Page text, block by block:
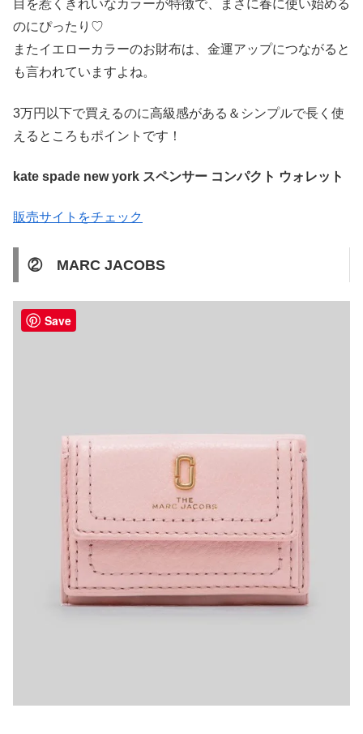
目を惹くきれいなカラーが特徴で、まさに春に使い始める
のにぴったり♡
またイエローカラーのお財布は、金運アップにつながると
も言われていますよね。
3万円以下で買えるのに高級感がある＆シンプルで長く使
えるところもポイントです！
kate spade new york スペンサー コンパクト ウォレット
販売サイトをチェック
② MARC JACOBS
Save